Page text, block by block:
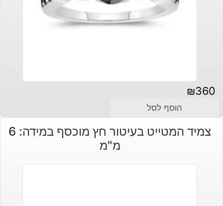
₪360
הוסף לסל
צמיד המטייט בעיטור חץ מוכסף במידה: 6
מ"מ